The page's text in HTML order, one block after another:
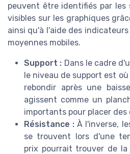
peuvent être identifiés par les
visibles sur les graphiques
ainsi qu'à l'aide des
moyennes mobiles.
Support : Dans le cadre
le niveau de support est
rebondir après une
agissent comme un
importants pour placer des
Résistance : À l'inverse,
se trouvent lors d'une
prix pourrait trouver de